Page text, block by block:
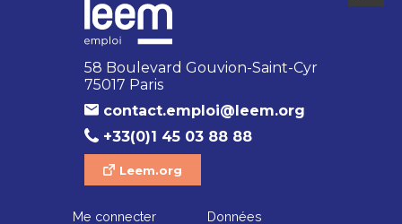
58 Boulevard Gouvion-Saint-Cyr
75017 Paris
contact.emploi@leem.org
+33(0)1 45 03 88 88
Leem.org
Me connecter Données